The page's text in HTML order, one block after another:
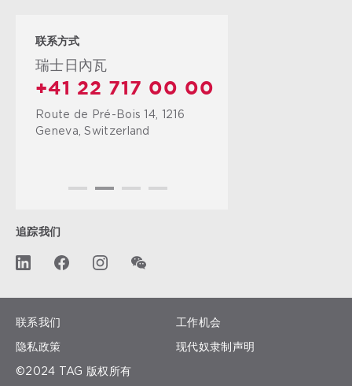
联系方式
瑞士日內瓦
+41 22 717 00 00
Route de Pré-Bois 14, 1216
Geneva, Switzerland
追踪我们
联系我们 工作机会
隐私政策 现代奴隶制声明
©2024 TAG 版权所有